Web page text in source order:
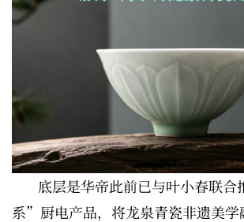
底层是华帝此前已与叶小春联
系”厨电产品，将龙泉青瓷非遗美学